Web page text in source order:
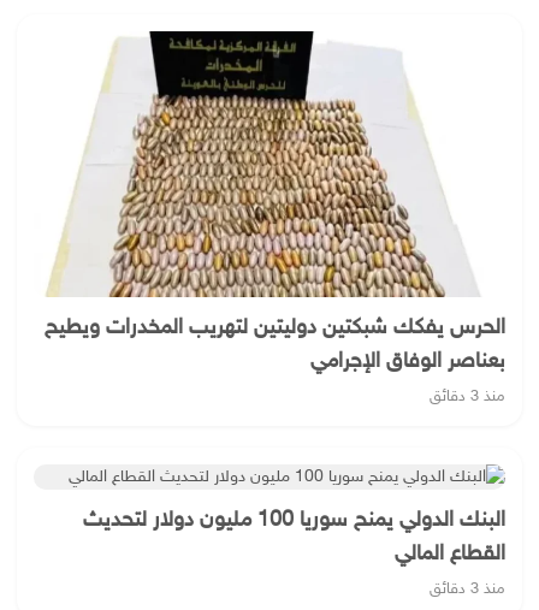
الحرس يفكك شبكتين دوليتين لتهريب المخدرات ويطيح
بعناصر الوفاق الإجرامي
منذ 3 دقائق
البنك الدولي يمنح سوريا 100 مليون دولار لتحديث
القطاع المالي
منذ 3 دقائق